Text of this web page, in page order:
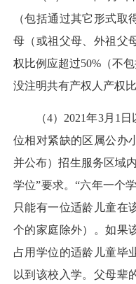
（包括通过其它形式
母（或祖父母、外祖父
权比例应超过50%（不
没注明共有产权人产权
（4）2021年3月1日
位相对紧缺的区属公办
并公布）招生服务区域
学位”要求。“六年一个
只能有一位适龄儿童在
个的家庭除外）。如果
占用学位的适龄儿童毕
以到该校入学。父母辈